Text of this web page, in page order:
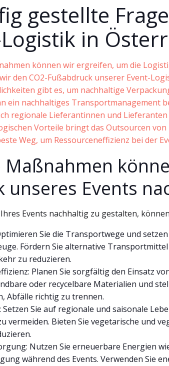
gestellte
in
können wir ergreifen, um die
den CO2-Fußabdruck unserer Event-
gibt es, um nachhaltige
ein nachhaltiges Transportmanagement
regionale Lieferantinnen und
Vorteile bringt das Outsourcen
Weg, um Ressourceneffizienz bei der
Maßnahmen
unseres Events
Events nachhaltig zu gestalten,
Sie die Transportwege und
Fördern Sie alternative
zu reduzieren.
Planen Sie sorgfältig den Einsatz
oder recycelbare Materialien und
Abfälle richtig zu trennen.
Sie auf regionale und saisonale
vermeiden. Bieten Sie vegetarische und
Nutzen Sie erneuerbare Energien
während des Events. Verwenden Sie